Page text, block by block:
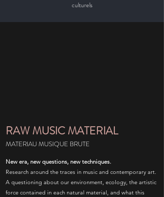
culturels
RAW MUSIC MATERIAL
MATERIAU MUSIQUE BRUTE
New era, new questions, new techniques.
Research around the traces in music and contemporary art.
A questioning about our environment, ecology, the artistic
force contained in each natural material, and what this